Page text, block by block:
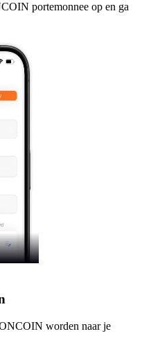
portemonnee op en ga
worden naar je